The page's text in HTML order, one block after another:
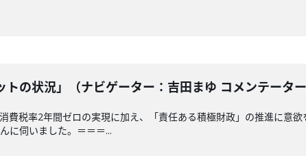
トの状況」（ナビゲーター：吉田まゆ コメンテータ
費税率2年間ゼロの実現に加え、「責任ある積極財政」の推進に意
に伺いました。＝＝＝...